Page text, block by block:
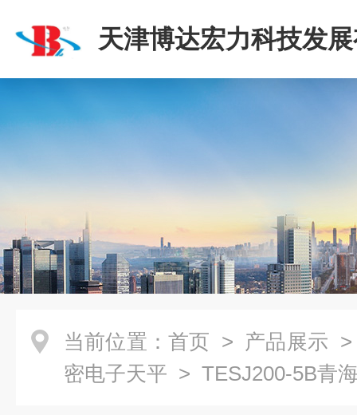
天津博达宏力科技发
司
当前位置： 首页 > 产品展示
密电子天平 > TESJ200-5B青